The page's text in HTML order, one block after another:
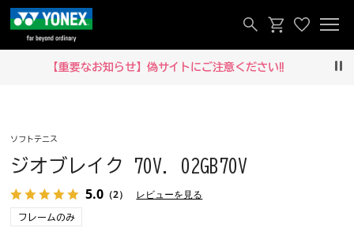
【重要なお知らせ】偽サイトにご注意ください‼
ソフトテニス
ジオブレイク 70V. 02GB70V
5.0 （2） レビューを見る
フレームのみ